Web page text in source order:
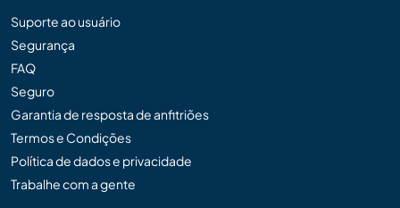
Suporte ao usuário
Segurança
FAQ
Seguro
Garantia de resposta de anfitriões
Termos e Condições
Política de dados e privacidade
Trabalhe com a gente